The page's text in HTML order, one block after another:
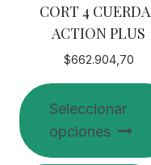
CORT 4
ACTION PLUS
$662.904,70
Seleccionar
opciones